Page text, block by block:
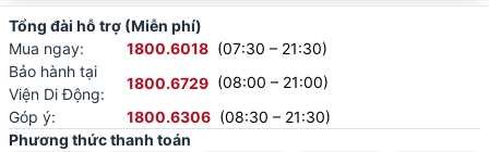
Tổng đài hỗ trợ (Miễn phí)
Mua ngay: 1800.6018 (07:30 – 21:30)
Bảo hành tại
Viện Di Động:
1800.6729 (08:00 – 21:00)
Góp ý: 1800.6306 (08:30 – 21:30)
Phương thức thanh toán